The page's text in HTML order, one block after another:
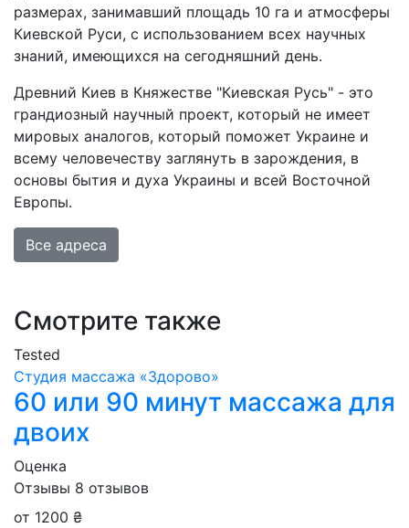
размерах, занимавший площадь 10 га и атмосферы
Киевской Руси, с использованием всех научных
знаний, имеющихся на сегодняшний день.
Древний Киев в Княжестве "Киевская Русь" - это
грандиозный научный проект, который не имеет
мировых аналогов, который поможет Украине и
всему человечеству заглянуть в зарождения, в
основы бытия и духа Украины и всей Восточной
Европы.
Все адреса
Смотрите также
Tested
Студия массажа «‎‎Здорово»
60 или 90 минут массажа для
двоих
Оценка
Отзывы 8 отзывов
от 1200 ₴